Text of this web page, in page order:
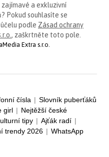
a exkluzivní
Pokud souhlasíte se
podle Zásad ochrany
, zaškrtněte toto pole.
Extra s.r.o.
čísla | Slovník puberťáků
girl | Nejtěžší české
tipy | Ajťák radí |
trendy 2026 | WhatsApp